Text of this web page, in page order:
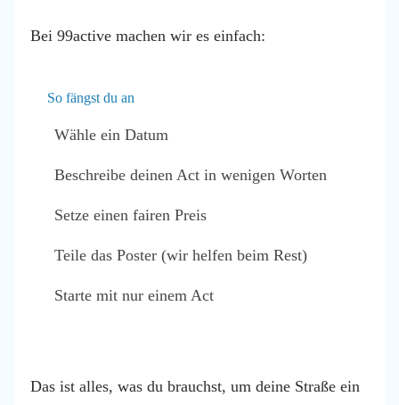
Bei 99active machen wir es einfach:
So fängst du an
Wähle ein Datum
Beschreibe deinen Act in wenigen Worten
Setze einen fairen Preis
Teile das Poster (wir helfen beim Rest)
Starte mit nur einem Act
Das ist alles, was du brauchst, um deine Straße ein